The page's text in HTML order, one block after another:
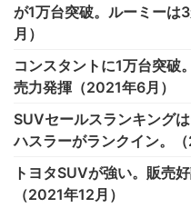
が1万台突破。ルーミーは
月）
コンスタントに1万台突破
売力発揮（2021年6月）
SUVセールスランキング
ハスラーがランクイン。（
トヨタSUVが強い。販売
（2021年12月）